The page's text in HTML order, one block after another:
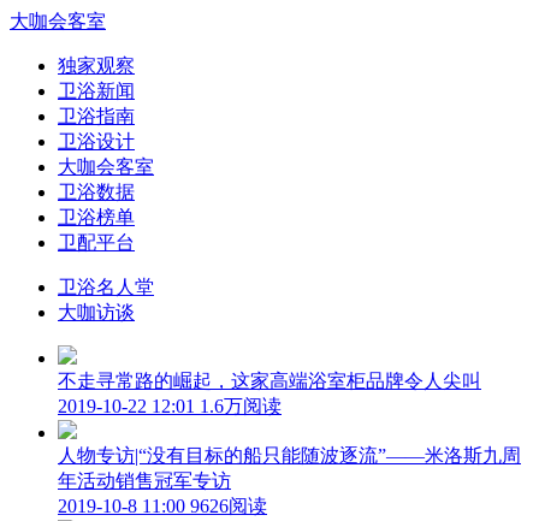
大咖会客室
独家观察
卫浴新闻
卫浴指南
卫浴设计
大咖会客室
卫浴数据
卫浴榜单
卫配平台
卫浴名人堂
大咖访谈
不走寻常路的崛起，这家高端浴室柜品牌令人尖叫
2019-10-22 12:01 1.6万阅读
人物专访|“没有目标的船只能随波逐流”——米洛斯九周
年活动销售冠军专访
2019-10-8 11:00 9626阅读